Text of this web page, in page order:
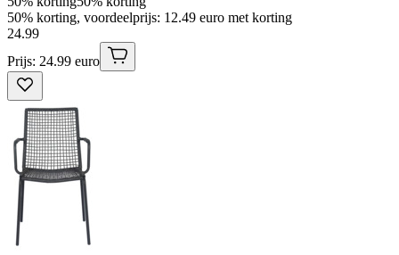
50% korting, voordeelprijs: 12.49 euro met korting
24.99
Prijs: 24.99 euro